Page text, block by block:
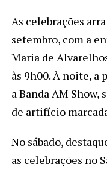
As celebrações
setembro, com a
Maria de
às 9h00. À noite, a
a Banda AM Show,
de artifício
No sábado,
as celebrações no